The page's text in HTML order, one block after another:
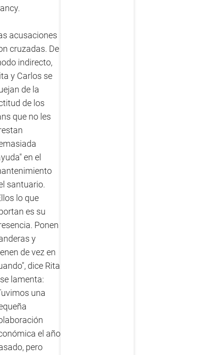
acusaciones
cruzadas. De
indirecto,
y Carlos se
de la
de los
que no les
en el
santuario.
lo que
es su
Ponen
y
de vez en
dice Rita
lamenta:
una
el año
pero